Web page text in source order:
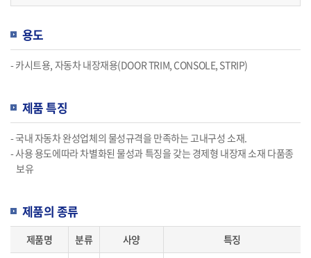
용도
- 카시트용, 자동차 내장재용(DOOR TRIM, CONSOLE, STRIP)
제품 특징
- 국내 자동차 완성업체의 물성규격을 만족하는 고내구성 소재.
- 사용 용도에따라 차별화된 물성과 특징을 갖는 경제형 내장재 소재 다품종
보유
제품의 종류
제품명 분류 사양 특징